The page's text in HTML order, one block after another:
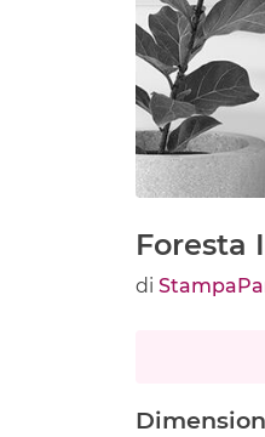
Foresta
di